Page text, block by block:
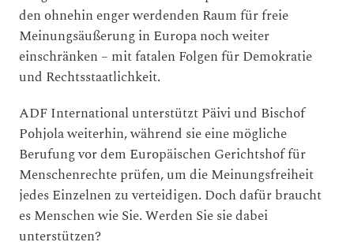
den ohnehin enger werdenden Raum für freie
Meinungsäußerung in Europa noch weiter
einschränken – mit fatalen Folgen für Demokratie
und Rechtsstaatlichkeit.
ADF International unterstützt Päivi und Bischof
Pohjola weiterhin, während sie eine mögliche
Berufung vor dem Europäischen Gerichtshof für
Menschenrechte prüfen, um die Meinungsfreiheit
jedes Einzelnen zu verteidigen. Doch dafür braucht
es Menschen wie Sie. Werden Sie sie dabei
unterstützen?